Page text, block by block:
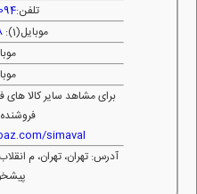
تلفن:
موبایل(1):
برای مشاهد سایر کالا
simaval